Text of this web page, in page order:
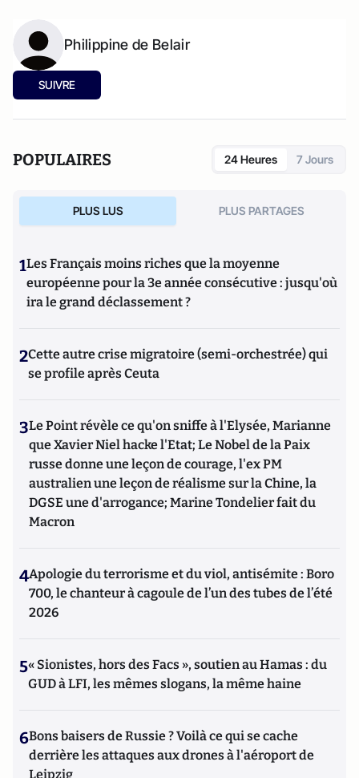
Philippine de Belair
SUIVRE
POPULAIRES 24 Heures 7 Jours
PLUS LUS PLUS PARTAGES
1Les Français moins riches que la moyenne
européenne pour la 3e année consécutive : jusqu'où
ira le grand déclassement ?
2Cette autre crise migratoire (semi-orchestrée) qui
se profile après Ceuta
3Le Point révèle ce qu'on sniffe à l'Elysée, Marianne
que Xavier Niel hacke l'Etat; Le Nobel de la Paix
russe donne une leçon de courage, l'ex PM
australien une leçon de réalisme sur la Chine, la
DGSE une d'arrogance; Marine Tondelier fait du
Macron
4Apologie du terrorisme et du viol, antisémite : Boro
700, le chanteur à cagoule de l’un des tubes de l’été
2026
5« Sionistes, hors des Facs », soutien au Hamas : du
GUD à LFI, les mêmes slogans, la même haine
6Bons baisers de Russie ? Voilà ce qui se cache
derrière les attaques aux drones à l'aéroport de
Leipzig